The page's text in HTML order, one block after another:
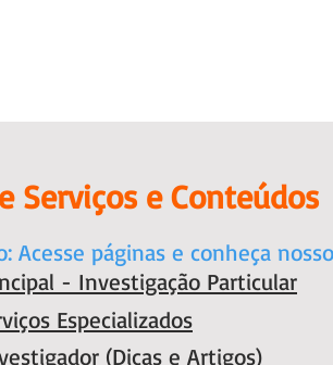
Serviços e Conteúdos
Acesse páginas e conheça
- Investigação Particular
Especializados
(Dicas e Artigos)